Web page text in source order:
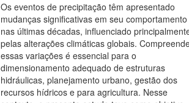
Os eventos de precipitação têm apresentado
mudanças significativas em seu comportamento
nas últimas décadas, influenciado
pelas alterações climáticas globais.
essas variações é essencial para o
dimensionamento adequado de estruturas
hidráulicas, planejamento urbano, gestão dos
recursos hídricos e para agricultura. Nesse